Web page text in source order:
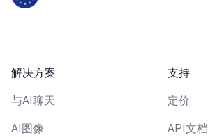
解决方案
与AI聊天
AI图像
支持
定价
API文档